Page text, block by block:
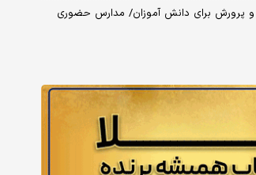
پرورش برای دانش آموزان/ مدارس حضوری